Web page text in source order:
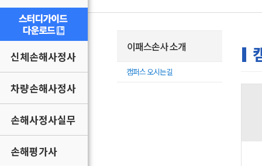
신체손해사정사
차량손해사정사
손해사정사실무
손해평가사
이패스손사 소개
캠퍼스 오시는길